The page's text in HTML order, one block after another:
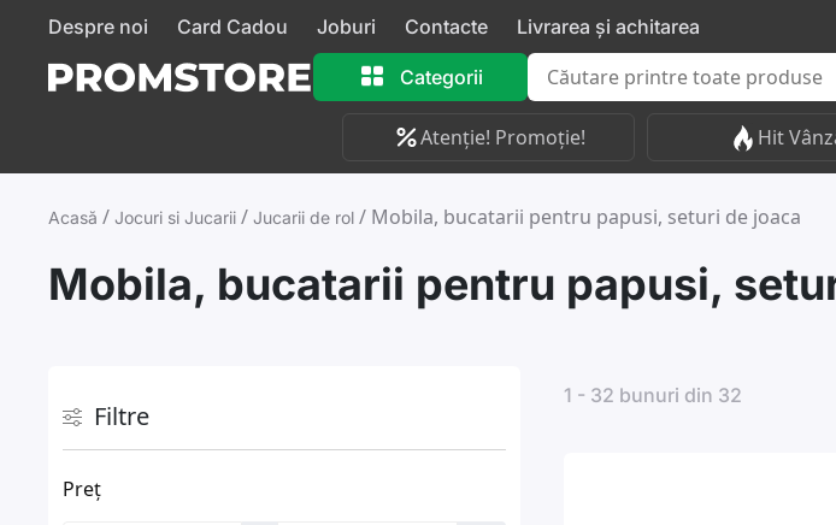
Despre noi Card Cadou Joburi Contacte Livrarea și achitarea
Categorii
Atenție! Promoție! Hit
Acasă / Jocuri si Jucarii / Jucarii de rol / Mobila, bucatarii pentru papusi, seturi de joaca
Mobila, bucatarii pentru papusi,
Filtre
Preț
1 - 32 bunuri din 32